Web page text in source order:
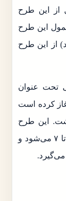
از این طرح
مشمول این طرح
۳۷ میلیون نفر( ۶۲/۵ درصد) از این طرح
تحت عنوان
کالابرگ” را از ۱۷ بهمن‌ماه ۱۴۰۲ آغاز کرده است
خواهد داشت. این طرح
شامل حال مشمولان یارانه‌بگیر دهک‌های ۱ تا ۷ می‌شود و